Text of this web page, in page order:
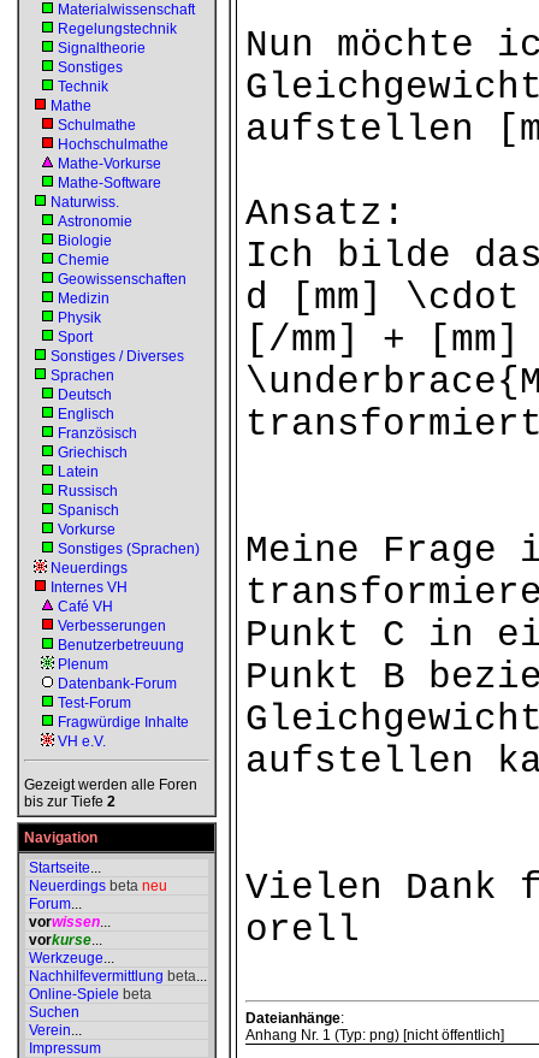
Materialwissenschaft
Regelungstechnik
Signaltheorie
Sonstiges
Technik
Mathe
Schulmathe
Hochschulmathe
Mathe-Vorkurse
Mathe-Software
Naturwiss.
Astronomie
Biologie
Chemie
Geowissenschaften
Medizin
Physik
Sport
Sonstiges / Diverses
Sprachen
Deutsch
Englisch
Französisch
Griechisch
Latein
Russisch
Spanisch
Vorkurse
Sonstiges (Sprachen)
Neuerdings
Internes VH
Café VH
Verbesserungen
Benutzerbetreuung
Plenum
Datenbank-Forum
Test-Forum
Fragwürdige Inhalte
VH e.V.
Gezeigt werden alle Foren
bis zur Tiefe 2
Navigation
Startseite...
Neuerdings beta neu
Forum...
vorwissen...
vorkurse...
Werkzeuge...
Nachhilfevermittlung beta...
Online-Spiele beta
Suchen
Verein...
Impressum
Nun möchte
aufstellen
Ansatz:
Ich bilde
d [mm] \cdot
[/mm] + [mm]
Meine Frage
Punkt C in
Punkt B
aufstellen
Vielen Dank
orell
Dateianhänge:
Anhang Nr. 1 (Typ: png) [nicht öffentlich]